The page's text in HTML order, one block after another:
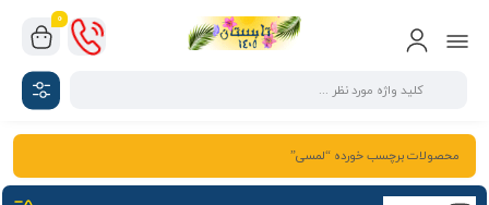
0
محصولات برچسب خورده “لمسی”